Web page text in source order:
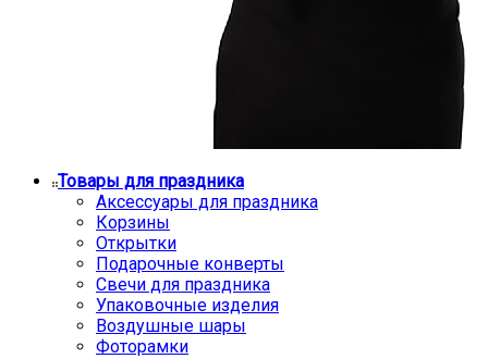
Товары для праздника
Аксессуары для праздника
Корзины
Открытки
Подарочные конверты
Свечи для праздника
Упаковочные изделия
Воздушные шары
Фоторамки